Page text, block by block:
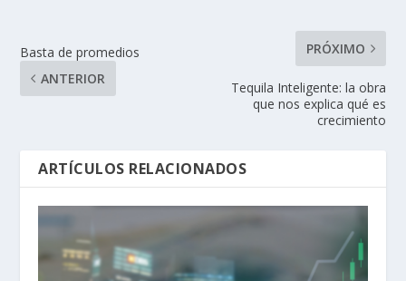
Basta de promedios
ANTERIOR
PRÓXIMO
Tequila Inteligente: la obra
que nos explica qué es
crecimiento
ARTÍCULOS RELACIONADOS